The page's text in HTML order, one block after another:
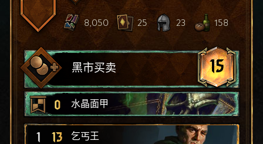
8,050 25 23 158
黑市买卖 15
0 水晶面甲
1 13 乞丐王